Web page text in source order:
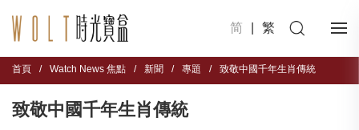
简 繁
首頁 / Watch News 焦點 / 新聞 / 專題 / 致敬中國千年生肖傳統
致敬中國千年生肖傳統